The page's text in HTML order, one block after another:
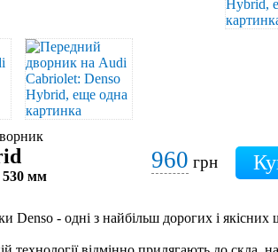
530 мм
960 грн
Denso - одні з найбільш дорогих і